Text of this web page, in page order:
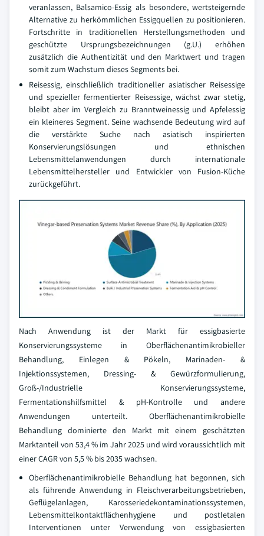
veranlassen, Balsamico-Essig als besondere, wertsteigernde
Alternative zu herkömmlichen Essigquellen zu positionieren.
Fortschritte in traditionellen Herstellungsmethoden und
geschützte Ursprungsbezeichnungen (g.U.) erhöhen
zusätzlich die Authentizität und den Marktwert und tragen
somit zum Wachstum dieses Segments bei.
Reisessig, einschließlich traditioneller asiatischer Reisessige
und spezieller fermentierter Reisessige, wächst zwar stetig,
bleibt aber im Vergleich zu Branntweinessig und Apfelessig
ein kleineres Segment. Seine wachsende Bedeutung wird auf
die verstärkte Suche nach asiatisch inspirierten
Konservierungslösungen und ethnischen
Lebensmittelanwendungen durch internationale
Lebensmittelhersteller und Entwickler von Fusion-Küche
zurückgeführt.
Nach Anwendung ist der Markt für essigbasierte
Konservierungssysteme in Oberflächenantimikrobieller
Behandlung, Einlegen & Pökeln, Marinaden- &
Injektionssystemen, Dressing- & Gewürzformulierung,
Groß-/Industrielle Konservierungssysteme,
Fermentationshilfsmittel & pH-Kontrolle und andere
Anwendungen unterteilt. Oberflächenantimikrobielle
Behandlung dominierte den Markt mit einem geschätzten
Marktanteil von 53,4 % im Jahr 2025 und wird voraussichtlich mit
einer CAGR von 5,5 % bis 2035 wachsen.
Oberflächenantimikrobielle Behandlung hat begonnen, sich
als führende Anwendung in Fleischverarbeitungsbetrieben,
Geflügelanlagen, Karosseriedekontaminationssystemen,
Lebensmittelkontaktflächenhygiene und postletalen
Interventionen unter Verwendung von essigbasierten